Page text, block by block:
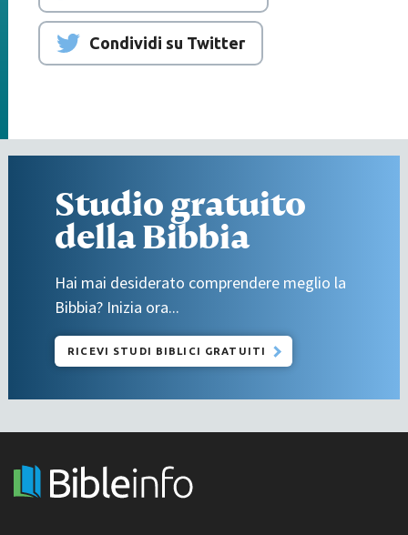
Condividi su Twitter
Studio gratuito
della Bibbia
Hai mai desiderato comprendere meglio la
Bibbia? Inizia ora...
RICEVI STUDI BIBLICI GRATUITI